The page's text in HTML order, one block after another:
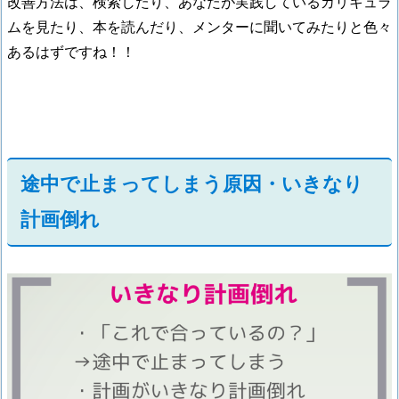
ムを見たり、本を読んだり、メンターに聞いてみたりと色々
あるはずですね！！
途中で止まってしまう原因・いきなり
計画倒れ